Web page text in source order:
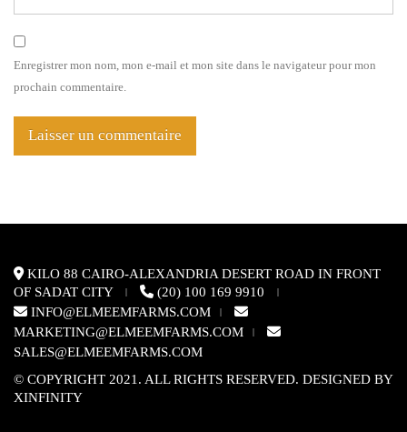
Enregistrer mon nom, mon e-mail et mon site dans le navigateur pour mon
prochain commentaire.
KILO 88 CAIRO-ALEXANDRIA DESERT ROAD IN FRONT
OF SADAT CITY
| (20) 100 169 9910 |
INFO@ELMEEMFARMS.COM |
MARKETING@ELMEEMFARMS.COM |
SALES@ELMEEMFARMS.COM
© COPYRIGHT 2021. ALL RIGHTS RESERVED. DESIGNED BY
XINFINITY